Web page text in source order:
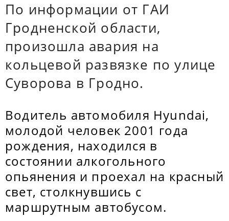
По информации от ГАИ
Гродненской области,
произошла авария на
кольцевой развязке по улице
Суворова в Гродно.
Водитель автомобиля Hyundai,
молодой человек 2001 года
рождения, находился в
состоянии алкогольного
опьянения и проехал на красный
свет, столкнувшись с
маршрутным автобусом.